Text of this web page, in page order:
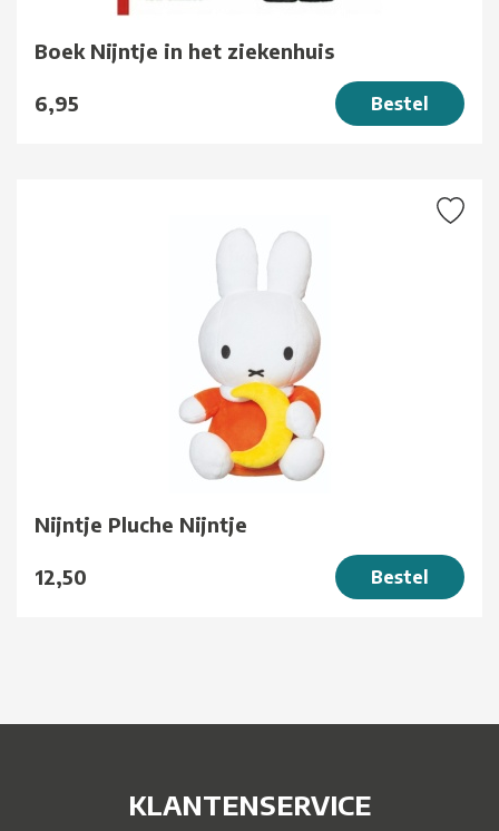
Boek Nijntje in het ziekenhuis
6,95 Bestel
Nijntje Pluche Nijntje
12,50 Bestel
KLANTENSERVICE